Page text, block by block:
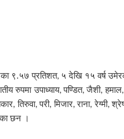
९.५७ प्रतिशत, ५ देखि १५ वर्ष
रुपमा उपाध्याय,पण्डित,जैशी,हमाल
,तिरुवा,परी,मिजार,राना,रेग्मी,
छन ।